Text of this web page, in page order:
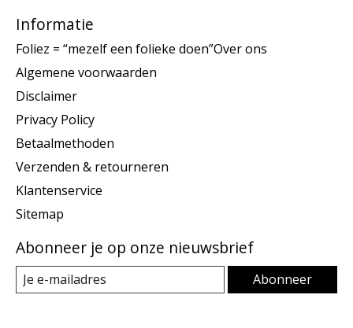
Informatie
Foliez = “mezelf een folieke doen”Over ons
Algemene voorwaarden
Disclaimer
Privacy Policy
Betaalmethoden
Verzenden & retourneren
Klantenservice
Sitemap
Abonneer je op onze nieuwsbrief
Abonneer